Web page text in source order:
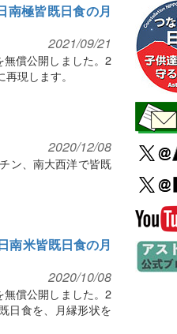
極皆既日食の月
2021/09/21
償公開しました。2
現します。
2020/12/08
ン、南大西洋で皆既
南米皆既日食の月
2020/10/08
償公開しました。2
日食を、月縁形状を